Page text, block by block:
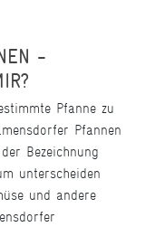
-
Pfanne zu
Pfannen
Bezeichnung
unterscheiden
und andere